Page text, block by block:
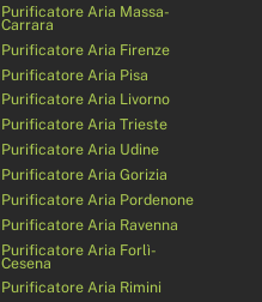
Purificatore Aria Massa-
Carrara
Purificatore Aria Firenze
Purificatore Aria Pisa
Purificatore Aria Livorno
Purificatore Aria Trieste
Purificatore Aria Udine
Purificatore Aria Gorizia
Purificatore Aria Pordenone
Purificatore Aria Ravenna
Purificatore Aria Forlì-
Cesena
Purificatore Aria Rimini